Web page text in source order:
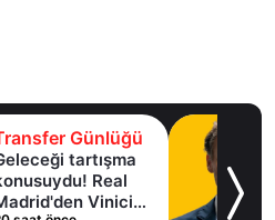
Günlüğü
tartışma
Real
Vinicius